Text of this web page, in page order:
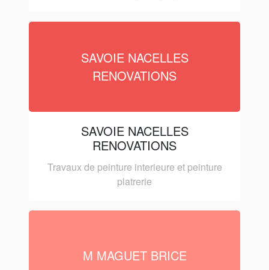
SAVOIE NACELLES
RENOVATIONS
SAVOIE NACELLES
RENOVATIONS
Travaux de peinture interieure et peinture
platrerie
M MAGUET BRICE